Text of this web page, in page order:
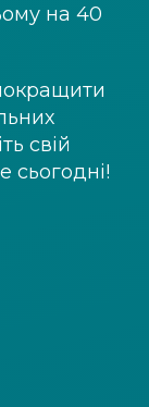
на 40
свій
сьогодні!